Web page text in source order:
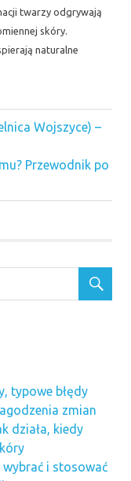
twarzy odgrywają
skóry.
naturalne
Wojszyce) –
Przewodnik po
typowe błędy
zmian
działa, kiedy
wybrać i stosować